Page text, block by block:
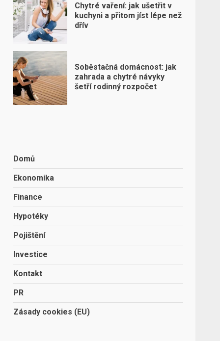
Chytré vaření: jak ušetřit v
kuchyni a přitom jíst lépe než
dřív
Soběstačná domácnost: jak
zahrada a chytré návyky
šetří rodinný rozpočet
Domů
Ekonomika
Finance
Hypotéky
Pojištění
Investice
Kontakt
PR
Zásady cookies (EU)